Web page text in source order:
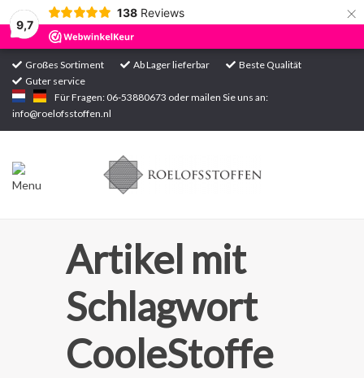
9,7
138 Reviews ×
Großes Sortiment Ab Lager lieferbar
Beste Qualität
Guter service
Für Fragen: 06-53880673 oder mailen Sie uns an:
info@roelofsstoffen.nl
Startseite
Sortiment
Artikel mit
Schlagwort
CooleStoffe